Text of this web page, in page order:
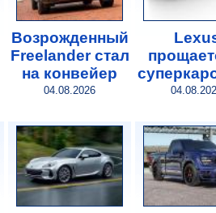
Возрожденный
Freelander стал
на конвейер
04.08.2026